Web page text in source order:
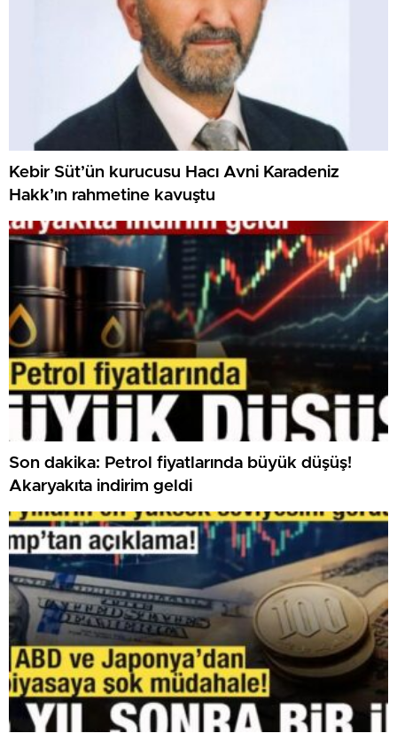
Kebir Süt’ün kurucusu Hacı Avni Karadeniz
Hakk’ın rahmetine kavuştu
Son dakika: Petrol fiyatlarında büyük düşüş!
Akaryakıta indirim geldi